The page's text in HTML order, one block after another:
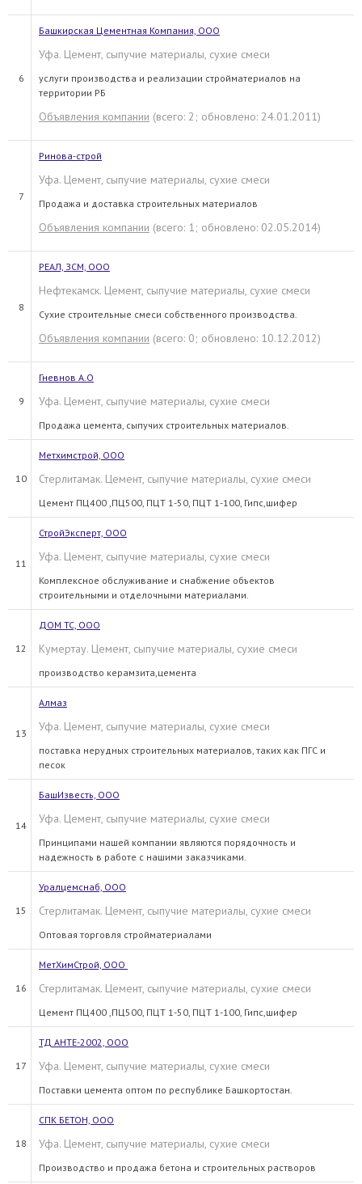
6
Башкирская Цементная Компания, ООО
Уфа. Цемент, сыпучие материалы, сухие смеси
услуги производства и реализации стройматериалов на
территории РБ
Объявления компании (всего: 2; обновлено: 24.01.2011)
7
Ринова-строй
Уфа. Цемент, сыпучие материалы, сухие смеси
Продажа и доставка строительных материалов
Объявления компании (всего: 1; обновлено: 02.05.2014)
8
РЕАЛ, ЗСМ, ООО
Нефтекамск. Цемент, сыпучие материалы, сухие смеси
Сухие строительные смеси собственного производства.
Объявления компании (всего: 0; обновлено: 10.12.2012)
9
Гневнов А.О
Уфа. Цемент, сыпучие материалы, сухие смеси
Продажа цемента, сыпучих строительных материалов.
10
Метхимстрой, ООО
Стерлитамак. Цемент, сыпучие материалы, сухие смеси
Цемент ПЦ400 ,ПЦ500, ПЦТ 1-50, ПЦТ 1-100, Гипс,шифер
11
СтройЭксперт, ООО
Уфа. Цемент, сыпучие материалы, сухие смеси
Комплексное обслуживание и снабжение объектов
строительными и отделочными материалами.
12
ДОМ ТС, ООО
Кумертау. Цемент, сыпучие материалы, сухие смеси
производство керамзита,цемента
13
Алмаз
Уфа. Цемент, сыпучие материалы, сухие смеси
поставка нерудных строительных материалов, таких как ПГС и
песок
14
БашИзвесть, ООО
Уфа. Цемент, сыпучие материалы, сухие смеси
Принципами нашей компании являются порядочность и
надежность в работе с нашими заказчиками.
15
Уралцемснаб, ООО
Стерлитамак. Цемент, сыпучие материалы, сухие смеси
Оптовая торговля стройматериалами
16
МетХимСтрой, ООО
Стерлитамак. Цемент, сыпучие материалы, сухие смеси
Цемент ПЦ400 ,ПЦ500, ПЦТ 1-50, ПЦТ 1-100, Гипс,шифер
17
ТД АНТЕ-2002, ООО
Уфа. Цемент, сыпучие материалы, сухие смеси
Поставки цемента оптом по республике Башкортостан.
18
СПК БЕТОН, ООО
Уфа. Цемент, сыпучие материалы, сухие смеси
Производство и продажа бетона и строительных растворов